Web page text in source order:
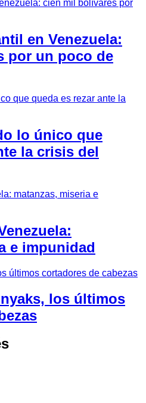
en Venezuela:
por un poco de
lo único que
la crisis del
e impunidad
los últimos